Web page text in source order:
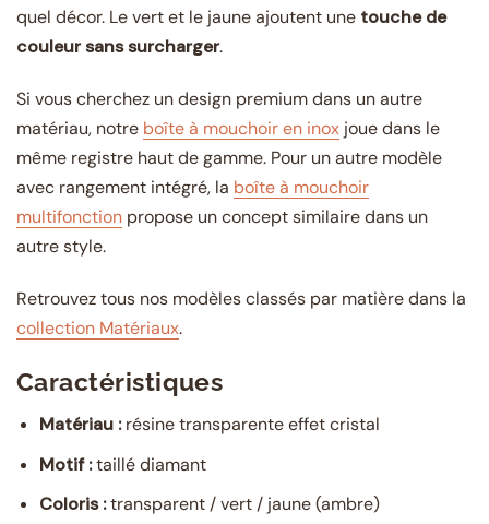
quel décor. Le vert et le jaune ajoutent une touche de
couleur sans surcharger.
Si vous cherchez un design premium dans un autre
matériau, notre boîte à mouchoir en inox joue dans le
même registre haut de gamme. Pour un autre modèle
avec rangement intégré, la boîte à mouchoir
multifonction propose un concept similaire dans un
autre style.
Retrouvez tous nos modèles classés par matière dans la
collection Matériaux.
Caractéristiques
Matériau :résine transparente effet cristal
Motif :taillé diamant
Coloris :transparent / vert / jaune (ambre)